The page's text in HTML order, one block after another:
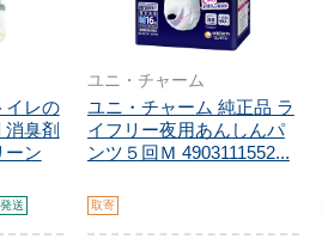
イレの
臭剤
ーン
送
ユニ・チャーム
ユニ・チャーム 純正品 ラ
イフリー夜用あんしんパ
ンツ５回Ｍ 4903111552...
取寄